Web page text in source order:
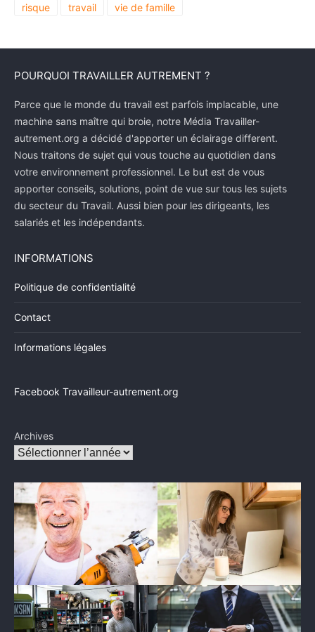
risque
travail vie de famille
POURQUOI TRAVAILLER AUTREMENT ?
Parce que le monde du travail est parfois implacable, une
machine sans maître qui broie, notre Média Travailler-
autrement.org a décidé d'apporter un éclairage different.
Nous traitons de sujet qui vous touche au quotidien dans
votre environnement professionnel. Le but est de vous
apporter conseils, solutions, point de vue sur tous les sujets
du secteur du Travail. Aussi bien pour les dirigeants, les
salariés et les indépendants.
INFORMATIONS
Politique de confidentialité
Contact
Informations légales
Facebook Travailleur-autrement.org
Archives